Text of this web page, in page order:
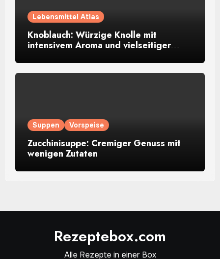
Lebensmittel Atlas
Knoblauch: Würzige Knolle mit
intensivem Aroma und vielseitiger
Suppen Vorspeise
Zucchinisuppe: Cremiger Genuss mit
wenigen Zutaten
Rezeptebox.com
Alle Rezepte in einer Box